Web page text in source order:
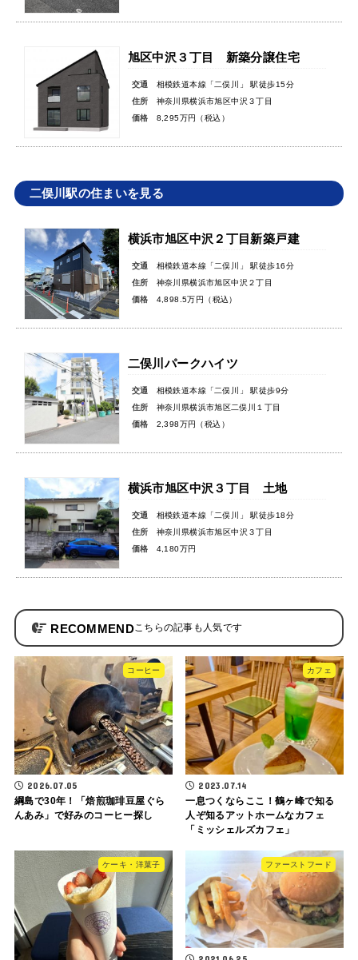
旭区中沢３丁目 新築分譲住宅
交通
相模鉄道本線「二俣川」 駅徒歩15分
住所
神奈川県横浜市旭区中沢３丁目
価格
8,295万円（税込）
二俣川駅の住まいを見る
横浜市旭区中沢２丁目新築戸建
交通
相模鉄道本線「二俣川」 駅徒歩16分
住所
神奈川県横浜市旭区中沢２丁目
価格
4,898.5万円（税込）
二俣川パークハイツ
交通
相模鉄道本線「二俣川」 駅徒歩9分
住所
神奈川県横浜市旭区二俣川１丁目
価格
2,398万円（税込）
横浜市旭区中沢３丁目 土地
交通
相模鉄道本線「二俣川」 駅徒歩18分
住所
神奈川県横浜市旭区中沢３丁目
価格
4,180万円
RECOMMEND
コーヒー
2026.07.05
綱島で30年！「焙煎珈琲豆屋ぐら
んあみ」で好みのコーヒー探し
カフェ
2023.07.14
一息つくならここ！鶴ヶ峰で知る
人ぞ知るアットホームなカフェ
「ミッシェルズカフェ」
ケーキ・洋菓子 ファーストフード